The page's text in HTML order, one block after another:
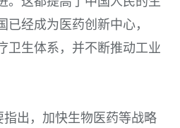
已经成为医药创新中心，
卫生体系，并不断推动工业
指出，加快生物医药等战略